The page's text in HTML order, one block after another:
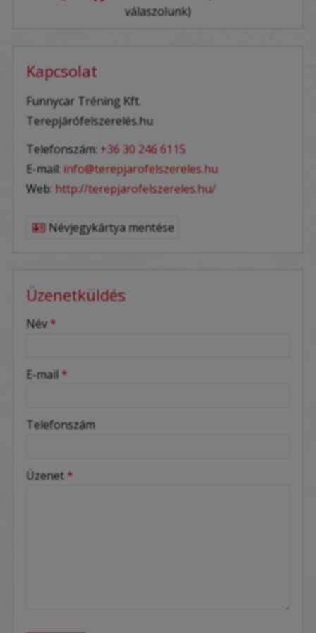
válaszolunk)
Kapcsolat
Funnycar Tréning Kft.
Terepjárófelszerelés.hu
Telefonszám: +36 30 246 6115
E-mail: info@terepjarofelszereles.hu
Web: http://terepjarofelszereles.hu/
Névjegykártya mentése
Üzenetküldés
-
-
-
Név *
E-mail *
Telefonszám
Üzenet *